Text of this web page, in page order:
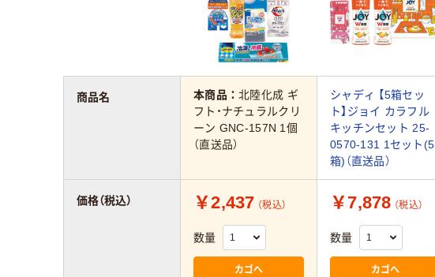
本商品：北陸化成 ギ
フト・ナチュラルクリ
ーン GNC-157N 1個
（直送品）
シャディ 【5箱セッ
ト】ジョイ カラフル
キッチンセット 25-
0570-131 1セット(5
箱)（直送品）
￥2,437 （税込）
数量
カゴへ
￥7,878 （税込）
数量
カゴへ
商品名
価格（税込）